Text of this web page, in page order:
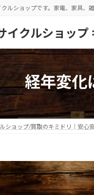
ルショップです。家電、家具、
イクルショップ
経年変化
ショップ/買取のキミドリ│安心